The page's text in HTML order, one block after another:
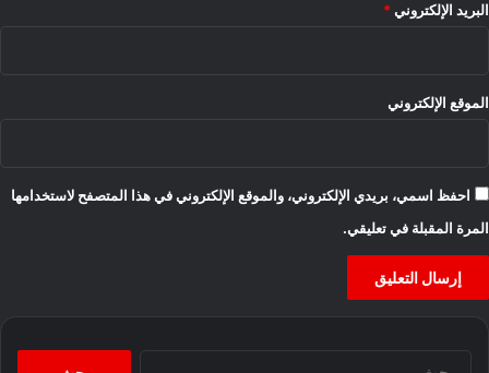
البريد الإلكتروني *
الموقع الإلكتروني
احفظ اسمي، بريدي الإلكتروني، والموقع الإلكتروني في هذا المتصفح لاستخدامها
المرة المقبلة في تعليقي.